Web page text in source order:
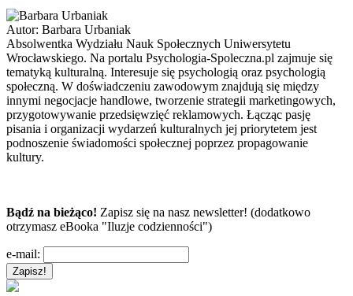
Autor: Barbara Urbaniak
Absolwentka Wydziału Nauk Społecznych Uniwersytetu
Wrocławskiego. Na portalu Psychologia-Spoleczna.pl zajmuje się
tematyką kulturalną. Interesuje się psychologią oraz psychologią
społeczną. W doświadczeniu zawodowym znajdują się między
innymi negocjacje handlowe, tworzenie strategii marketingowych,
przygotowywanie przedsięwzięć reklamowych. Łącząc pasję
pisania i organizacji wydarzeń kulturalnych jej priorytetem jest
podnoszenie świadomości społecznej poprzez propagowanie
kultury.
Bądź na bieżąco! Zapisz się na nasz newsletter! (dodatkowo
otrzymasz eBooka "Iluzje codzienności")
e-mail: